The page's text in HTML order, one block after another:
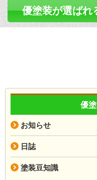
優塗装が選ばれ
優
お知らせ
日誌
塗装豆知識